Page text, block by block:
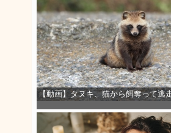
【動画】タヌキ、猫から餌奪って逃